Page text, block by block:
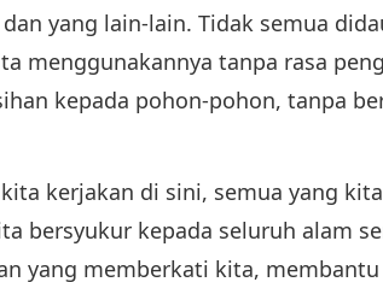
yang lain-lain. Tidak semua
menggunakannya tanpa rasa
kepada pohon-pohon, tanpa
kita kerjakan di sini, semua yang
bersyukur kepada seluruh alam
yang memberkati kita,